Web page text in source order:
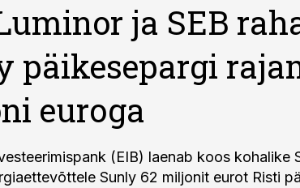
ja SEB
päikesepargi
euroga
(EIB) laenab koos kohalike
Sunly 62 miljonit eurot Risti